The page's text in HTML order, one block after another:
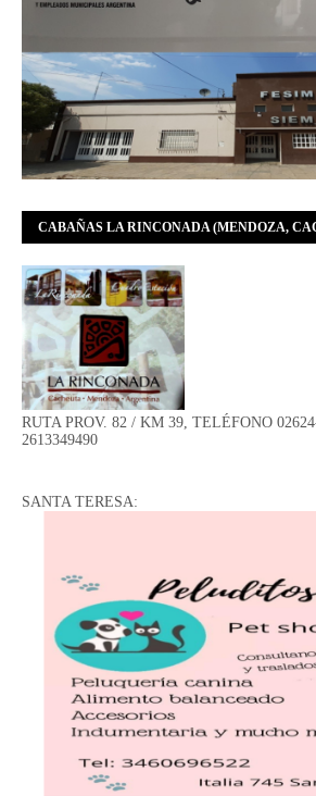
CABAÑAS LA RINCONADA (MENDOZA,
RUTA PROV. 82 / KM 39, TELÉFONO
2613349490
SANTA TERESA: